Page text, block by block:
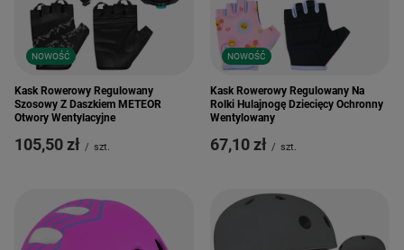
NOWOŚĆ
Kask Rowerowy Regulowany
Szosowy Z Daszkiem METEOR
Otwory Wentylacyjne
105,50 zł / szt.
NOWOŚĆ
Kask Rowerowy Regulowany Na
Rolki Hulajnogę Dziecięcy Ochronny
Wentylowany
67,10 zł / szt.